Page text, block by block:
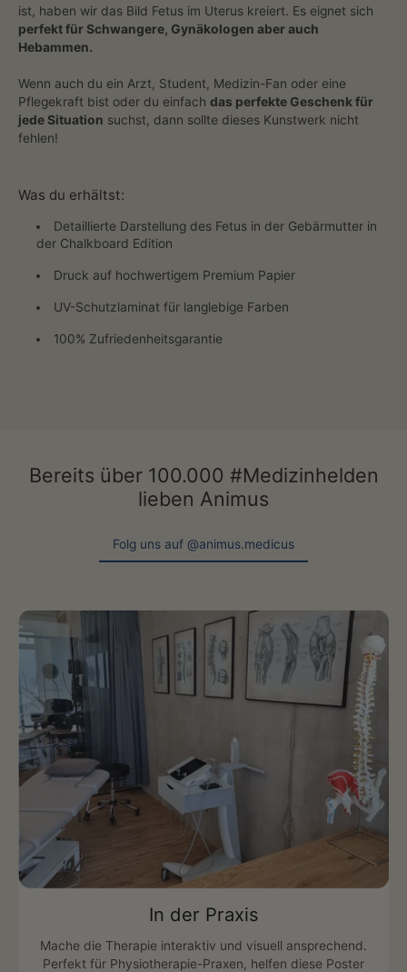
ist, haben wir das Bild Fetus im Uterus kreiert. Es eignet sich
perfekt für Schwangere, Gynäkologen aber auch
Hebammen.
Wenn auch du ein Arzt, Student, Medizin-Fan oder eine
Pflegekraft bist oder du einfach das perfekte Geschenk für
jede Situation suchst, dann sollte dieses Kunstwerk nicht
fehlen!
Was du erhältst:
Detaillierte Darstellung des Fetus in der Gebärmutter in
der Chalkboard Edition
Druck auf hochwertigem Premium Papier
UV-Schutzlaminat für langlebige Farben
100% Zufriedenheitsgarantie
Bereits über 100.000 #Medizinhelden
lieben Animus
Folg uns auf @animus.medicus
Folg uns auf @animus.medicus
In der Praxis
Mache die Therapie interaktiv und visuell ansprechend.
Perfekt für Physiotherapie-Praxen, helfen diese Poster